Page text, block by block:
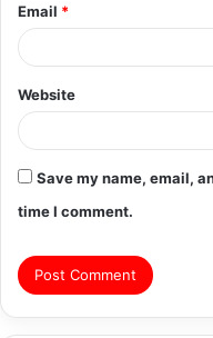
Email *
Website
Save my name, email,
time I comment.